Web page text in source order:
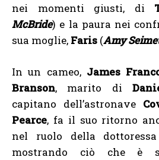
nei momenti giusti, di
McBride) e la paura nei
sua moglie, Faris (Amy
In un cameo, James
Branson, marito di
capitano dell’astronave
Pearce, fa il suo ritorno
nel ruolo della
mostrando ciò che è